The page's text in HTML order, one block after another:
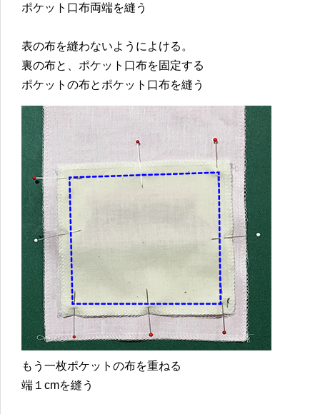
ポケット口布両端を縫う
表の布を縫わないようによける。
裏の布と、ポケット口布を固定する
ポケットの布とポケット口布を縫う
もう一枚ポケットの布を重ねる
端１cmを縫う